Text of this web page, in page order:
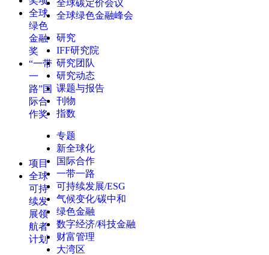
全球
绿色
金融
奖
“一带
一
路”国
际合
作奖
项目
全球
可持
续发
展领
航者
计划
全球碳定价会议
全球绿色金融峰会
研究
IFF研究院
研究团队
研究动态
课题与报告
刊物
指数
专题
新全球化
国际合作
一带一路
可持续发展/ESG
气候变化/碳中和
绿色金融
数字经济/科技金融
财富管理
大湾区